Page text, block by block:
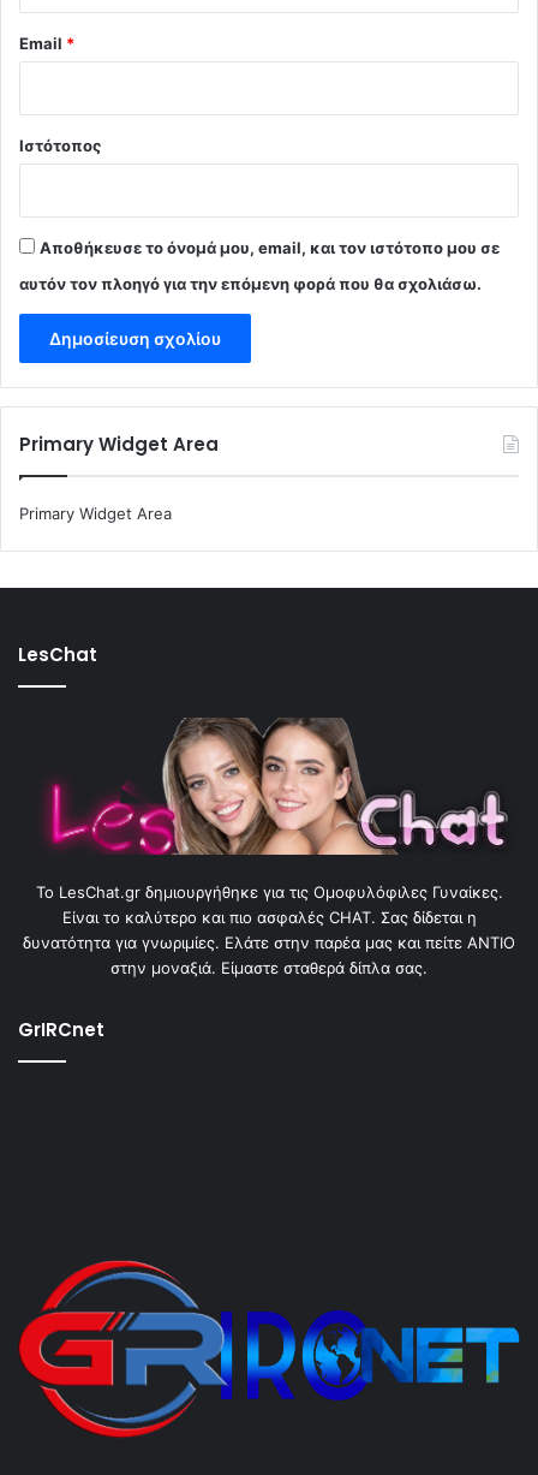
Email *
Ιστότοπος
Αποθήκευσε το όνομά μου, email, και τον ιστότοπο μου σε
αυτόν τον πλοηγό για την επόμενη φορά που θα σχολιάσω.
Primary Widget Area
Primary Widget Area
LesChat
To LesChat.gr δημιουργήθηκε για τις Ομοφυλόφιλες Γυναίκες.
Είναι το καλύτερο και πιο ασφαλές CHAT. Σας δίδεται η
δυνατότητα για γνωριμίες. Ελάτε στην παρέα μας και πείτε ΑΝΤΙΟ
στην μοναξιά. Είμαστε σταθερά δίπλα σας.
GrIRCnet